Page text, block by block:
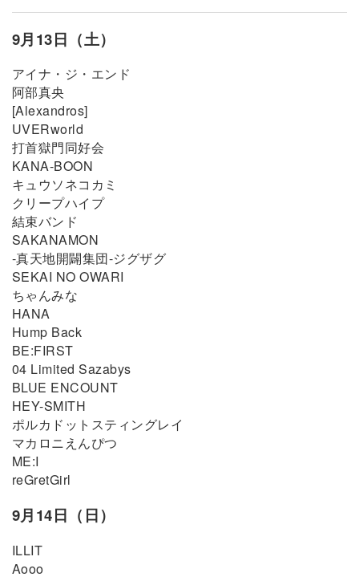
9月13日（土）
アイナ・ジ・エンド
阿部真央
[Alexandros]
UVERworld
打首獄門同好会
KANA-BOON
キュウソネコカミ
クリープハイプ
結束バンド
SAKANAMON
-真天地開闢集団-ジグザグ
SEKAI NO OWARI
ちゃんみな
HANA
Hump Back
BE:FIRST
04 Limited Sazabys
BLUE ENCOUNT
HEY-SMITH
ポルカドットスティングレイ
マカロニえんぴつ
ME:I
reGretGirl
9月14日（日）
ILLIT
Aooo